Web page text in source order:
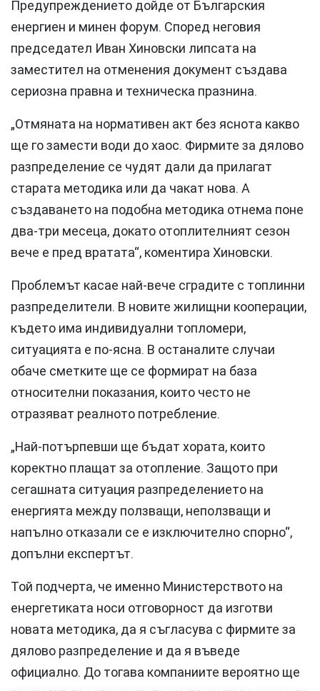
Предупреждението дойде от Българския
енергиен и минен форум. Според неговия
председател Иван Хиновски липсата на
заместител на отменения документ създава
сериозна правна и техническа празнина.
„Отмяната на нормативен акт без яснота какво
ще го замести води до хаос. Фирмите за дялово
разпределение се чудят дали да прилагат
старата методика или да чакат нова. А
създаването на подобна методика отнема поне
два-три месеца, докато отоплителният сезон
вече е пред вратата“, коментира Хиновски.
Проблемът касае най-вече сградите с топлинни
разпределители. В новите жилищни кооперации,
където има индивидуални топломери,
ситуацията е по-ясна. В останалите случаи
обаче сметките ще се формират на база
относителни показания, които често не
отразяват реалното потребление.
„Най-потърпевши ще бъдат хората, които
коректно плащат за отопление. Защото при
сегашната ситуация разпределението на
енергията между ползващи, неползващи и
напълно отказали се е изключително спорно“,
допълни експертът.
Той подчерта, че именно Министерството на
енергетиката носи отговорност да изготви
новата методика, да я съгласува с фирмите за
дялово разпределение и да я въведе
официално. До тогава компаниите вероятно ще